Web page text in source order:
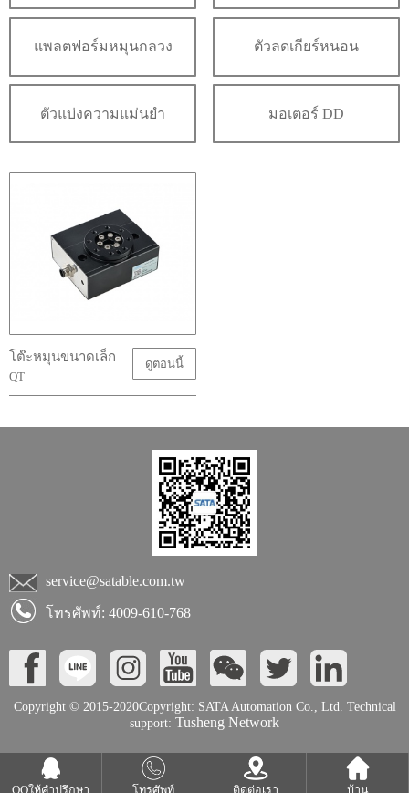
แพลตฟอร์มหมุนกลวง ตัวลดเกียร์หนอน
ตัวแบ่งความแม่นยำ มอเตอร์ DD
โต๊ะหมุนขนาดเล็ก
QT
ดูตอนนี้
service@satable.com.tw
โทรศัพท์: 4009-610-768
Copyright © 2015-2020Copyright: SATA Automation Co., Ltd. Technical
support: Tusheng Network
QQให้คำปรึกษา โทรศัพท์ ติดต่อเรา บ้าน